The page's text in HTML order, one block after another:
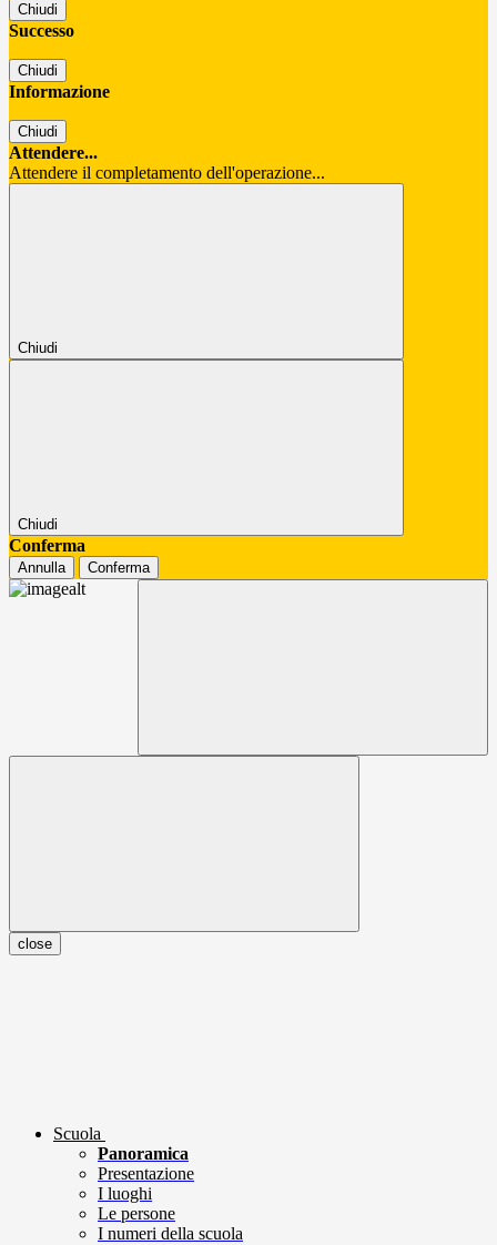
Chiudi
Successo
Chiudi
Informazione
Chiudi
Attendere...
Attendere il completamento dell'operazione...
Chiudi
Chiudi
Conferma
Annulla Conferma
close
Scuola
Panoramica
Presentazione
I luoghi
Le persone
I numeri della scuola